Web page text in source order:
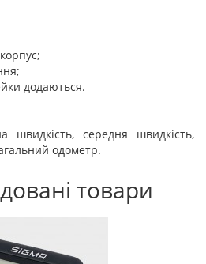
додаються.
швидкість, середня швидкість,
одометр.
товари